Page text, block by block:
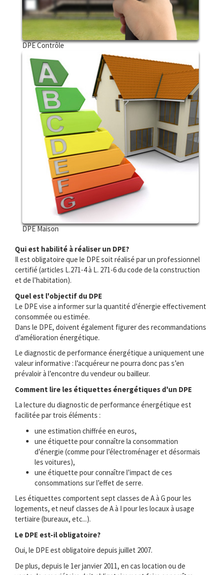
DPE Contrôle
DPE Maison
Qui est habilité à réaliser un DPE?
Il est obligatoire que le DPE soit réalisé par un professionnel
certifié (articles L.271-4 à L. 271-6 du code de la construction
et de l’habitation).
Quel est l'objectif du DPE
Le DPE vise a informer sur la quantité d’énergie effectivement
consommée ou estimée.
Dans le DPE, doivent également figurer des recommandations
d’amélioration énergétique.
Le diagnostic de performance énergétique a uniquement une
valeur informative : l’acquéreur ne pourra donc pas s’en
prévaloir à l’encontre du vendeur ou bailleur.
Comment lire les étiquettes énergétiques d'un DPE
La lecture du diagnostic de performance énergétique est
facilitée par trois éléments :
une estimation chiffrée en euros,
une étiquette pour connaître la consommation
d’énergie (comme pour l’électroménager et désormais
les voitures),
une étiquette pour connaître l’impact de ces
consommations sur l’effet de serre.
Les étiquettes comportent sept classes de A à G pour les
logements, et neuf classes de A à I pour les locaux à usage
tertiaire (bureaux, etc...).
Le DPE est-il obligatoire?
Oui, le DPE est obligatoire depuis juillet 2007.
De plus, depuis le 1er janvier 2011, en cas location ou de